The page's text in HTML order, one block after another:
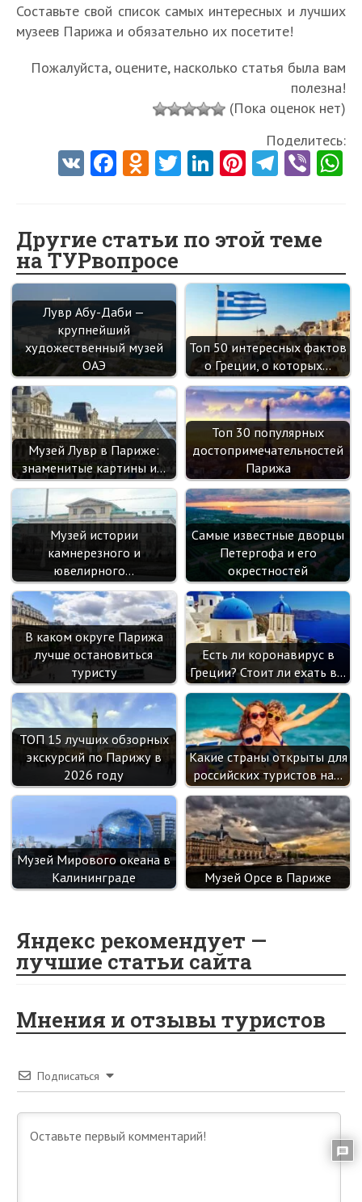
Составьте свой список самых интересных и лучших
музеев Парижа и обязательно их посетите!
Пожалуйста, оцените, насколько статья была вам
полезна!
(Пока оценок нет)
Поделитесь:
V Fa
o
o
k
O
o
kl
as
sn
ik
i
T
er
Li
dI
n
Pi
es
t
Te
a
m
Vi
Другие статьи по этой теме
на ТУРвопросе
Лувр Абу-Даби —
крупнейший
художественный музей
ОАЭ
Топ 50 интересных фактов
о Греции, о которых…
Музей Лувр в Париже:
знаменитые картины и…
Топ 30 популярных
достопримечательностей
Парижа
Музей истории
камнерезного и
ювелирного…
Самые известные дворцы
Петергофа и его
окрестностей
В каком округе Парижа
лучше остановиться
туристу
Есть ли коронавирус в
Греции? Стоит ли ехать в…
ТОП 15 лучших обзорных
экскурсий по Парижу в
2026 году
Какие страны открыты для
российских туристов на…
Музей Мирового океана в
Калининграде
Музей Орсе в Париже
Яндекс рекомендует —
лучшие статьи сайта
Мнения и отзывы туристов
Подписаться